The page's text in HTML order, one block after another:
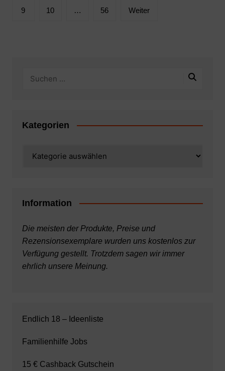
Beiträge
9 10 … 56 Weiter
Kategorien
Information
Die meisten der Produkte, Preise und
Rezensionsexemplare wurden uns kostenlos zur
Verfügung gestellt. Trotzdem sagen wir immer
ehrlich unsere Meinung.
Endlich 18 – Ideenliste
Familienhilfe Jobs
15 € Cashback Gutschein